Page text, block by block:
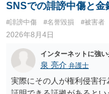
ても失敗する可能性が高い
合、相手に全ての弁護士
訴訟外の交渉で相手方が認
訴訟で判決となった場合
められない場合があり何と
SNSでの誹謗中傷と金
#誹謗中傷 #名誉毀損 #被害者
2026年8月4日
インターネットに強
泉 亮介 弁護士
実際にその人が権利侵害